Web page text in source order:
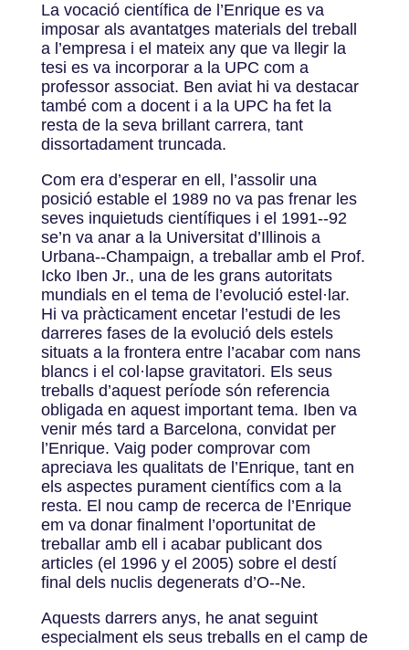
La vocació científica de l’Enrique es va
imposar als avantatges materials del treball
a l’empresa i el mateix any que va llegir la
tesi es va incorporar a la UPC com a
professor associat. Ben aviat hi va destacar
també com a docent i a la UPC ha fet la
resta de la seva brillant carrera, tant
dissortadament truncada.
Com era d’esperar en ell, l’assolir una
posició estable el 1989 no va pas frenar les
seves inquietuds científiques i el 1991-­‐92
se’n va anar a la Universitat d’Illinois a
Urbana-­‐Champaign, a treballar amb el Prof.
Icko Iben Jr., una de les grans autoritats
mundials en el tema de l’evolució estel·lar.
Hi va pràcticament encetar l’estudi de les
darreres fases de la evolució dels estels
situats a la frontera entre l’acabar com nans
blancs i el col·lapse gravitatori. Els seus
treballs d’aquest període són referencia
obligada en aquest important tema. Iben va
venir més tard a Barcelona, convidat per
l’Enrique. Vaig poder comprovar com
apreciava les qualitats de l’Enrique, tant en
els aspectes purament científics com a la
resta. El nou camp de recerca de l’Enrique
em va donar finalment l’oportunitat de
treballar amb ell i acabar publicant dos
articles (el 1996 y el 2005) sobre el destí
final dels nuclis degenerats d’O-­‐Ne.
Aquests darrers anys, he anat seguint
especialment els seus treballs en el camp de